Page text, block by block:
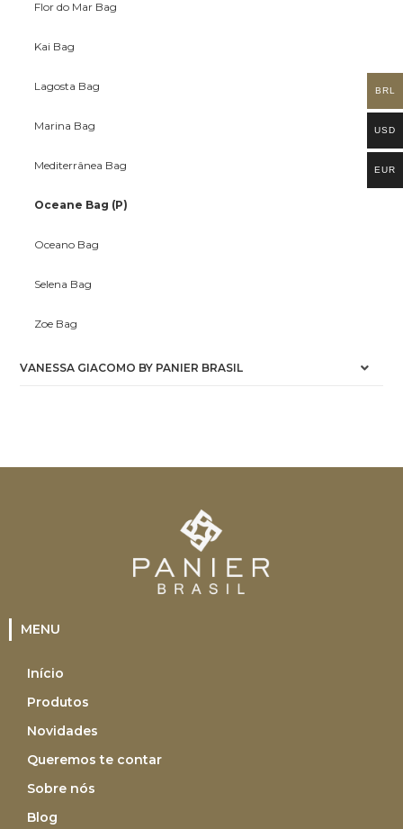
Flor do Mar Bag
Kai Bag
Lagosta Bag
Marina Bag
Mediterrânea Bag
Oceane Bag (P)
Oceano Bag
Selena Bag
Zoe Bag
VANESSA GIACOMO BY PANIER BRASIL
MENU
Início
Produtos
Novidades
Queremos te contar
Sobre nós
Blog
BRL
USD
EUR